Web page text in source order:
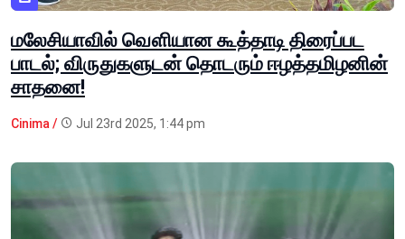
மலேசியாவில் வௌியான கூத்தாடி திரைப்பட
பாடல்; விருதுகளுடன் தொடரும் ஈழத்தமிழனின்
சாதனை!
Cinima / Jul 23rd 2025, 1:44 pm